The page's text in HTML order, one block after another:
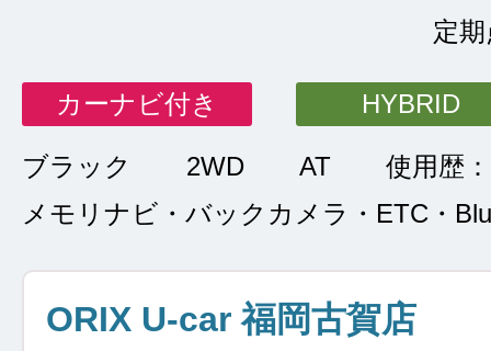
定
カーナビ付き HYBRID
ブラック 2WD AT
使用歴
メモリナビ・バックカメラ・ETC・
ORIX U-car 福岡古賀店